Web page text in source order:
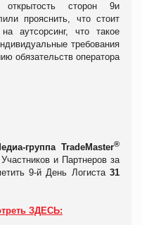
открытость сторон 9и
прояснить, что стоит
аутсорсинг, что такое
требования
обязательств оператора
группа TradeMaster®
и Партнеров за
9-й День Логиста 31
ЗДЕСЬ: